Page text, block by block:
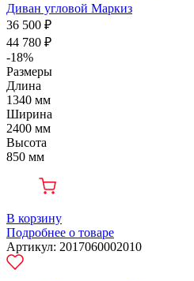
Диван угловой Маркиз
36 500 ₽
44 780 ₽
-18%
Размеры
Длина
1340 мм
Ширина
2400 мм
Высота
850 мм
В корзину
Подробнее о товаре
Артикул: 2017060002010